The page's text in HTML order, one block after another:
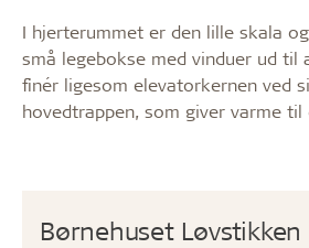
Børnehuset Løvstikken
I hjerterummet er den lille skala
små legebokse med vinduer ud
finér ligesom elevatorkernen ved
hovedtrappen, som giver varme